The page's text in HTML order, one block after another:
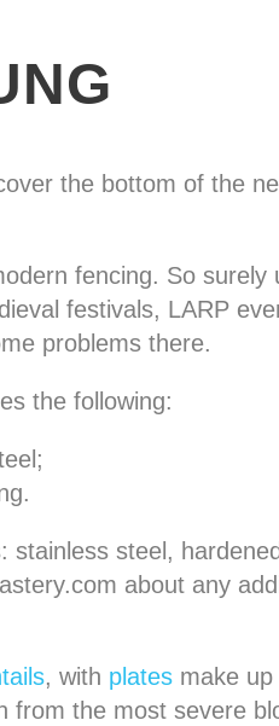
the bottom of the
fencing. So surely
festivals, LARP
problems there.
the following:
stainless steel,
about any
, with platesmake up
from the most severe